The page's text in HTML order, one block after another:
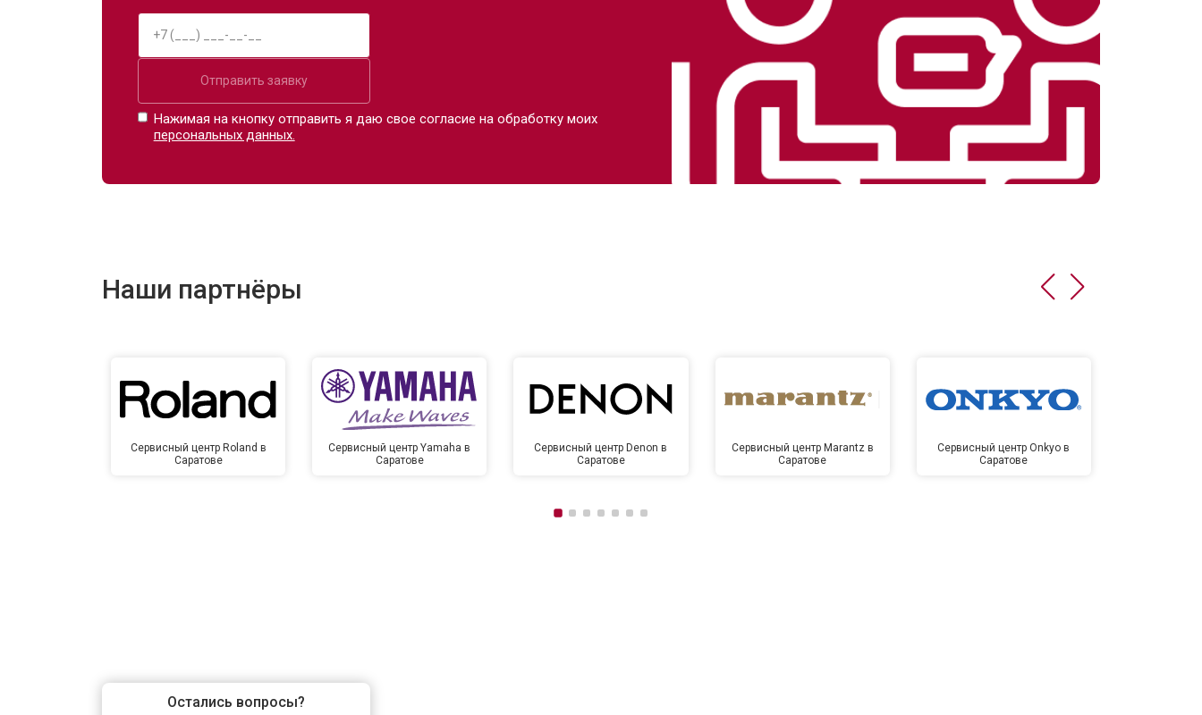
Отправить заявку
Нажимая на кнопку отправить я даю свое согласие на обработку моих
персональных данных.
Наши партнёры
Сервисный центр Roland в
Саратове
Сервисный центр Yamaha в
Саратове
Сервисный центр Denon в
Саратове
Сервисный центр Marantz в
Саратове
Сервисный центр Onkyo в
Саратове
Остались вопросы?